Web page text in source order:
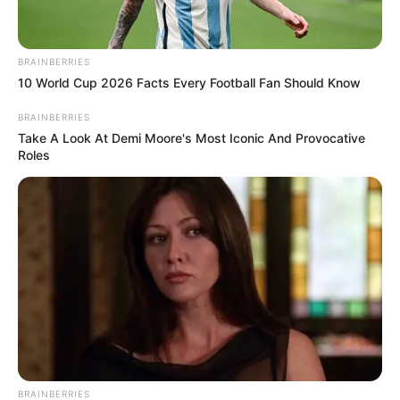
BRAINBERRIES
10 World Cup 2026 Facts Every Football Fan Should Know
BRAINBERRIES
Take A Look At Demi Moore's Most Iconic And Provocative
Roles
BRAINBERRIES